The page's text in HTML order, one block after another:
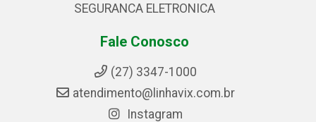
SEGURANCA ELETRONICA
Fale Conosco
(27) 3347-1000
atendimento@linhavix.com.br
Instagram